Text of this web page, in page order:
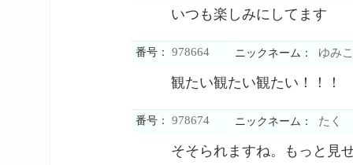
いつも楽しみにしてます
番号： 978664 ニックネーム： ゆみ
観たい観たい観たい！！！
番号： 978674 ニックネーム： たく
そそられますね。もっと見